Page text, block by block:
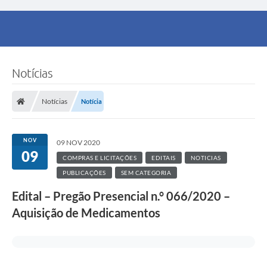
Notícias
Notícias Notícia
NOV
09
09 NOV 2020
COMPRAS E LICITAÇÕES EDITAIS NOTICIAS
PUBLICAÇÕES SEM CATEGORIA
Edital – Pregão Presencial n.° 066/2020 –
Aquisição de Medicamentos